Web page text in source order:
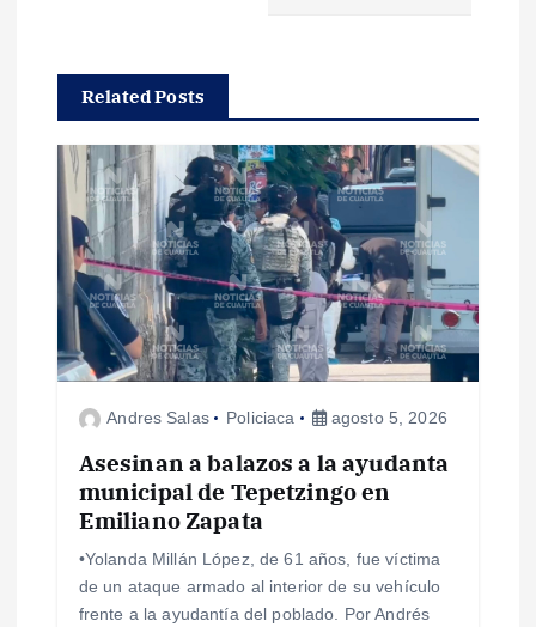
a
c
ó
n
d
Related Posts
Andres Salas Policiaca agosto 5, 2026
Asesinan a balazos a la ayudanta
municipal de Tepetzingo en
Emiliano Zapata
•Yolanda Millán López, de 61 años, fue víctima
de un ataque armado al interior de su vehículo
frente a la ayudantía del poblado. Por Andrés